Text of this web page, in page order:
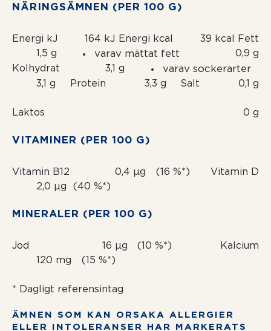
NÄRINGSÄMNEN (PER 100 G)
Energi kJ 164 kJ Energi kcal 39 kcal Fett
1,5 g
varav mättat fett
0,9 g
Kolhydrat
3,1 g varav sockerarter
3,1 g Protein 3,3 g Salt 0,1 g
Laktos 0 g
VITAMINER (PER 100 G)
Vitamin B12 0,4 µg (16 %*)
Vitamin D
2,0 µg
(40 %*)
MINERALER (PER 100 G)
Jod 16 µg (10 %*)
Kalcium
120 mg
(15 %*)
* Dagligt referensintag
ÄMNEN SOM KAN ORSAKA ALLERGIER
ELLER INTOLERANSER HAR MARKERATS